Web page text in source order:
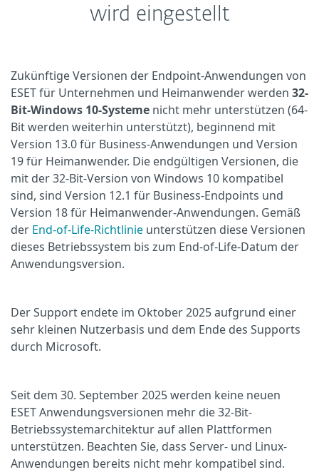
wird eingestellt
Zukünftige Versionen der Endpoint-Anwendungen von
ESET für Unternehmen und Heimanwender werden 32-
Bit-Windows 10-Systeme nicht mehr unterstützen (64-
Bit werden weiterhin unterstützt), beginnend mit
Version 13.0 für Business-Anwendungen und Version
19 für Heimanwender. Die endgültigen Versionen, die
mit der 32-Bit-Version von Windows 10 kompatibel
sind, sind Version 12.1 für Business-Endpoints und
Version 18 für Heimanwender-Anwendungen. Gemäß
der End-of-Life-Richtlinie unterstützen diese Versionen
dieses Betriebssystem bis zum End-of-Life-Datum der
Anwendungsversion.
Der Support endete im Oktober 2025 aufgrund einer
sehr kleinen Nutzerbasis und dem Ende des Supports
durch Microsoft.
Seit dem 30. September 2025 werden keine neuen
ESET Anwendungsversionen mehr die 32-Bit-
Betriebssystemarchitektur auf allen Plattformen
unterstützen. Beachten Sie, dass Server- und Linux-
Anwendungen bereits nicht mehr kompatibel sind.